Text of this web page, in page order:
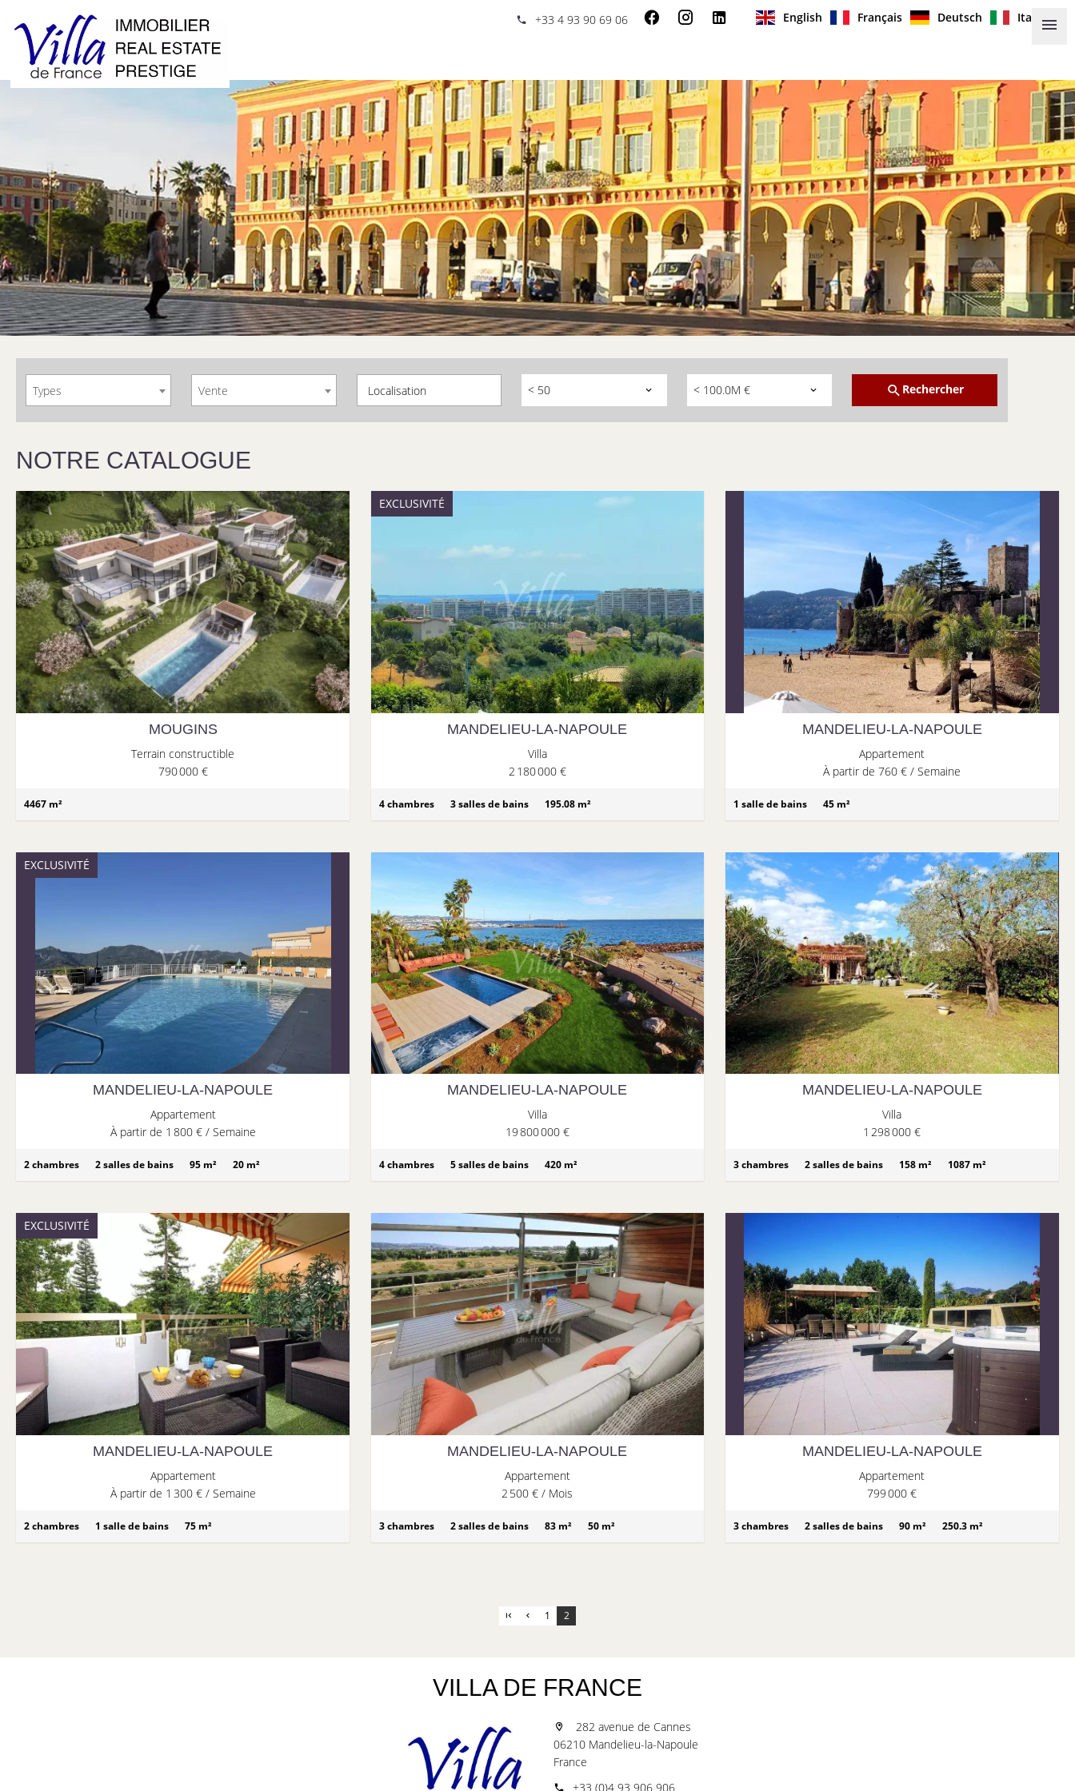
+33 4 93 90 69 06 English Français Deutsch Italiano
Types Vente Localisation < 50 < 100.0M € Rechercher
NOTRE CATALOGUE
MOUGINS
Terrain constructible
790 000 €
4467 m²
MANDELIEU-LA-NAPOULE
Villa
2 180 000 €
4 chambres 3 salles de bains 195.08 m²
EXCLUSIVITÉ
MANDELIEU-LA-NAPOULE
Appartement
À partir de 760 € / Semaine
1 salle de bains 45 m²
MANDELIEU-LA-NAPOULE
Appartement
À partir de 1 800 € / Semaine
2 chambres 2 salles de bains 95 m² 20 m²
EXCLUSIVITÉ
MANDELIEU-LA-NAPOULE
Villa
19 800 000 €
4 chambres 5 salles de bains 420 m²
MANDELIEU-LA-NAPOULE
Villa
1 298 000 €
3 chambres 2 salles de bains 158 m² 1087 m²
MANDELIEU-LA-NAPOULE
Appartement
À partir de 1 300 € / Semaine
2 chambres 1 salle de bains 75 m²
EXCLUSIVITÉ
MANDELIEU-LA-NAPOULE
Appartement
2 500 € / Mois
3 chambres 2 salles de bains 83 m² 50 m²
MANDELIEU-LA-NAPOULE
Appartement
799 000 €
3 chambres 2 salles de bains 90 m² 250.3 m²
1 2
VILLA DE FRANCE
282 avenue de Cannes
06210 Mandelieu-la-Napoule
France
+33 (0)4 93 906 906